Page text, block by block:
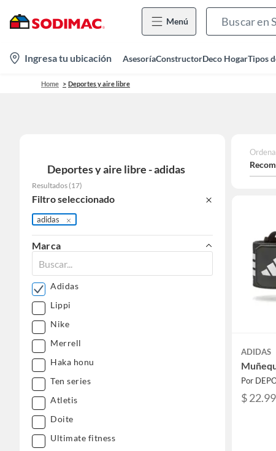
Menú
location-
icon
Ingresa tu ubicación AsesoríaConstructorDeco HogarTipos
Home Deportes y aire libre
Deportes y aire libre - adidas
Resultados (17)
Filtro seleccionado
adidas
Marca
Adidas
Lippi
Nike
Merrell
Haka honu
Ten series
Atletis
Doite
Ultimate fitness
ADIDAS
Por
$